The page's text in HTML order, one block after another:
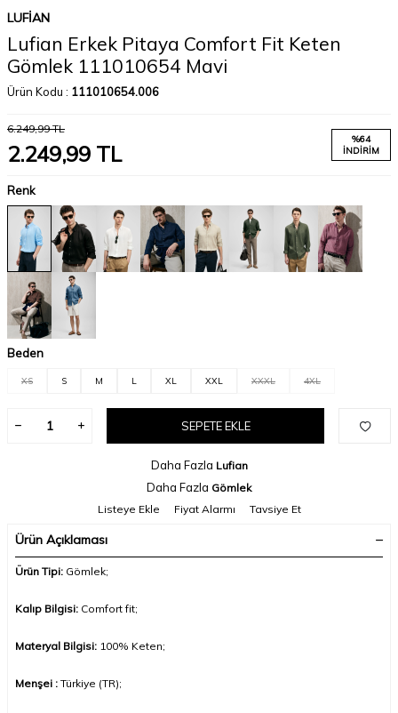
LUFIAN
Lufian Erkek Pitaya Comfort Fit Keten
Gömlek 111010654 Mavi
Ürün Kodu : 111010654.006
6.249,99TL
2.249,99 TL
%64
İNDIRIM
Renk
Beden
XS S M L XL XXL XXXL 4XL
SEPETE EKLE
Daha Fazla Lufian
Daha Fazla Gömlek
Listeye Ekle
Fiyat Alarmı Tavsiye Et
Ürün Açıklaması
Ürün Tipi: Gömlek;
Kalıp Bilgisi: Comfort fit;
Materyal Bilgisi: 100% Keten;
Menşei : Türkiye (TR);